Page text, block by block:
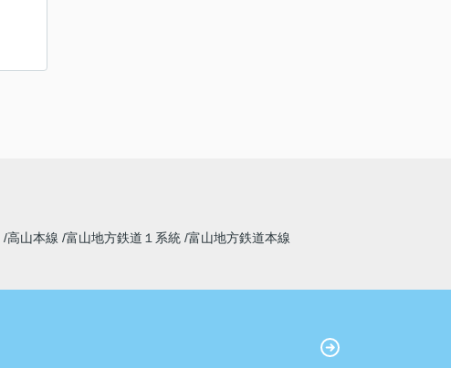
高山本線 富山地方鉄道１系統 富山地方鉄道本線